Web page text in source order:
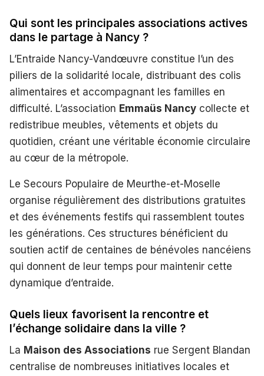
Qui sont les principales associations actives
dans le partage à Nancy ?
L’Entraide Nancy-Vandœuvre constitue l’un des
piliers de la solidarité locale, distribuant des colis
alimentaires et accompagnant les familles en
difficulté. L’association Emmaüs Nancy collecte et
redistribue meubles, vêtements et objets du
quotidien, créant une véritable économie circulaire
au cœur de la métropole.
Le Secours Populaire de Meurthe-et-Moselle
organise régulièrement des distributions gratuites
et des événements festifs qui rassemblent toutes
les générations. Ces structures bénéficient du
soutien actif de centaines de bénévoles nancéiens
qui donnent de leur temps pour maintenir cette
dynamique d’entraide.
Quels lieux favorisent la rencontre et
l’échange solidaire dans la ville ?
La Maison des Associations rue Sergent Blandan
centralise de nombreuses initiatives locales et